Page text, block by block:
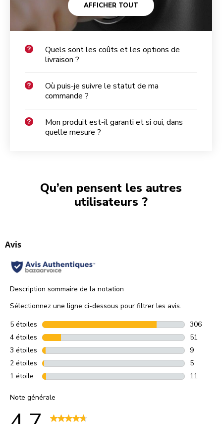
AFFICHER TOUT
Quels sont les coûts et les options de
livraison ?
Où puis-je suivre le statut de ma
commande ?
Mon produit est-il garanti et si oui, dans
quelle mesure ?
Qu’en pensent les autres
utilisateurs ?